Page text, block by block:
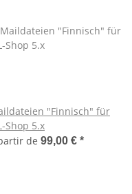
"Finnisch" für
Shop 5.x
de 99,00 € *